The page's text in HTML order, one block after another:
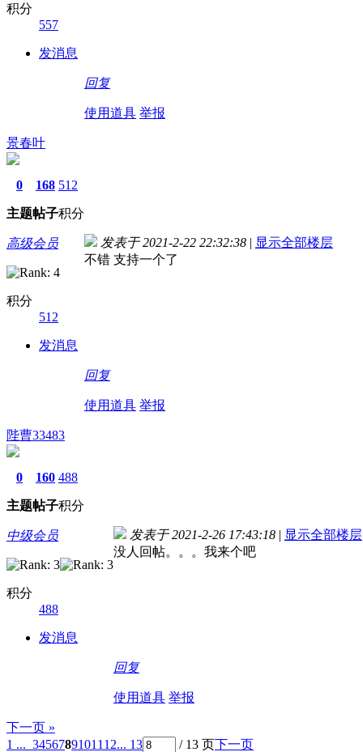
积分
557
发消息
回复
使用道具 举报
景春叶
0
主题
168
帖子
512
积分
高级会员
积分
512
发消息
发表于 2021-2-22 22:32:38 | 显示全部楼层
不错 支持一个了
回复
使用道具 举报
陛曹33483
0
主题
160
帖子
488
积分
中级会员
积分
488
发消息
发表于 2021-2-26 17:43:18 | 显示全部楼层
没人回帖。。。我来个吧
回复
使用道具 举报
下一页 »
1 ... 34567891011 12... 13 / 13 页下一页